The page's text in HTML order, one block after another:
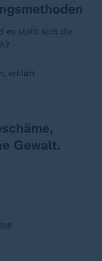
es stellt sich die
erklärt
Gewalt.